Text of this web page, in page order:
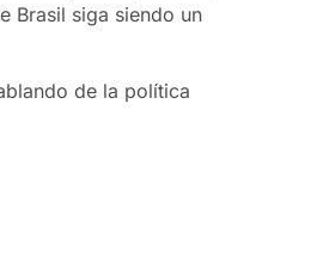
Brasil siga siendo un
de la política